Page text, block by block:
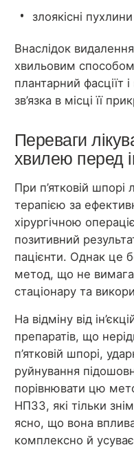
злоякісні
Внаслідок
хвильовим
плантарний фасціїт
зв’язка в місці її
Переваги
хвилею перед
При п’ятковій
терапією за
хірургічною
позитивний
пацієнти. Однак це
метод, що не
стаціонару та
На відміну від
препаратів, що
п’ятковій шпорі,
руйнування
порівнювати цю
НПЗЗ, які тільки
ясно, що вона
комплексно й